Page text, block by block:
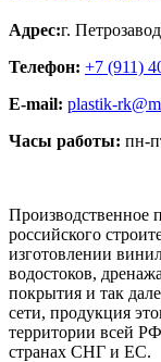
Адрес:г.
Телефон: +7 (911)
E-mail: plastik-
Часы работы: пн-
Производственное
российского
изготовлении
водостоков,
покрытия и так
сети, продукция
территории всей
странах СНГ и ЕС.